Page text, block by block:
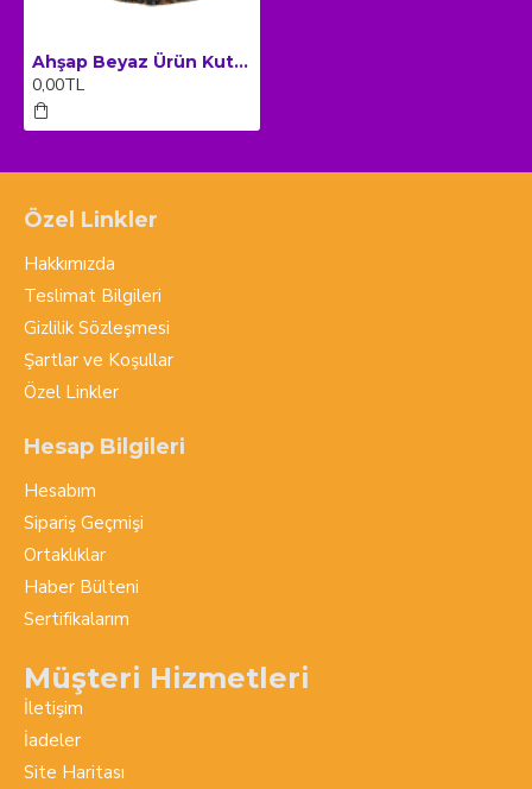
Ahşap Beyaz Ürün Kutusu (Tespih, Kalem, Bileklik, Promosyon)
0,00TL
Özel Linkler
Hakkımızda
Teslimat Bilgileri
Gizlilik Sözleşmesi
Şartlar ve Koşullar
Özel Linkler
Hesap Bilgileri
Hesabım
Sipariş Geçmişi
Ortaklıklar
Haber Bülteni
Sertifikalarım
Müşteri Hizmetleri
İletişim
İadeler
Site Haritası